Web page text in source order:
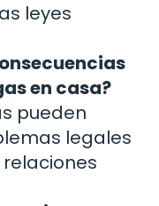
leyes
en casa?
pueden
legales